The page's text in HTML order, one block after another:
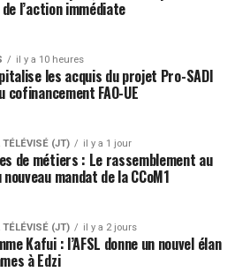
l’action immédiate
il y a 10 heures
les acquis du projet Pro-SADI
cofinancement FAO-UE
TÉLÉVISÉ (JT) il y a 1 jour
de métiers : Le rassemblement au
mandat de la CCoM1
TÉLÉVISÉ (JT) il y a 2 jours
Kafui : l’AFSL donne un nouvel élan
à Edzi